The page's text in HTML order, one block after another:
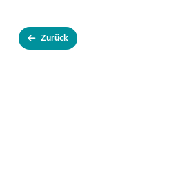
Zurück